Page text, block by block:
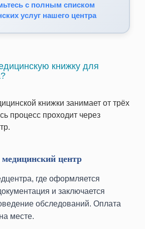
с полным списком
услуг нашего центра
книжку для
книжки занимает от трёх
процесс проходит через
центр
где оформляется
и заключается
обследований. Оплата
месте.